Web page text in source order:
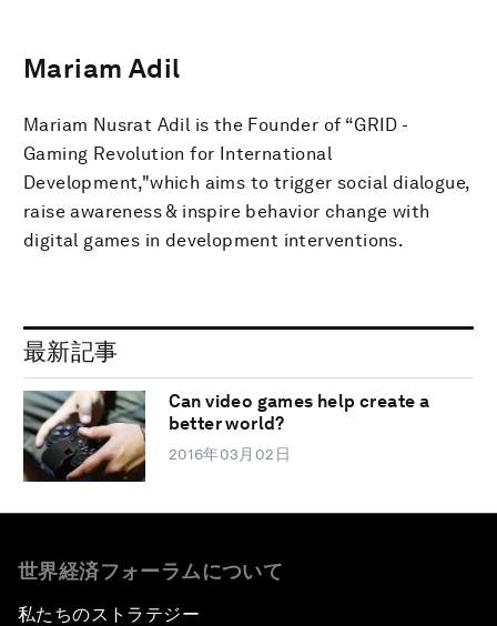
Mariam Adil
Mariam Nusrat Adil is the Founder of “GRID -
Gaming Revolution for International
Development,"which aims to trigger social dialogue,
raise awareness & inspire behavior change with
digital games in development interventions.
最新記事
Can video games help create a
better world?
2016年03月02日
世界経済フォーラムについて
私たちのストラテジー